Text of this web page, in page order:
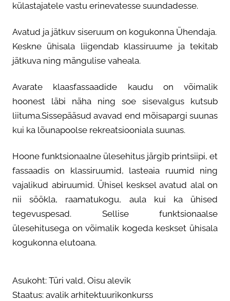
külastajatele vastu erinevatesse suundadesse.
Avatud ja jätkuv siseruum on kogukonna Ühendaja.
Keskne ühisala liigendab klassiruume ja tekitab
jätkuva ning mängulise vaheala.
Avarate klaasfassaadide kaudu on võimalik
hoonest läbi näha ning soe sisevalgus kutsub
liituma.Sissepääsud avavad end mõisapargi suunas
kui ka lõunapoolse rekreatsiooniala suunas.
Hoone funktsionaalne ülesehitus järgib printsiipi, et
fassaadis on klassiruumid, lasteaia ruumid ning
vajalikud abiruumid. Ühisel kesksel avatud alal on
nii söökla, raamatukogu, aula kui ka ühised
tegevuspesad. Sellise funktsionaalse
ülesehitusega on võimalik kogeda keskset ühisala
kogukonna elutoana.
Asukoht: Türi vald, Oisu alevik
Staatus: avalik arhitektuurikonkurss